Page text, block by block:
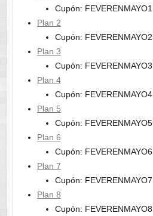
Cupón: FEVERENMAYO1
Plan 2
Cupón: FEVERENMAYO2
Plan 3
Cupón: FEVERENMAYO3
Plan 4
Cupón: FEVERENMAYO4
Plan 5
Cupón: FEVERENMAYO5
Plan 6
Cupón: FEVERENMAYO6
Plan 7
Cupón: FEVERENMAYO7
Plan 8
Cupón: FEVERENMAYO8